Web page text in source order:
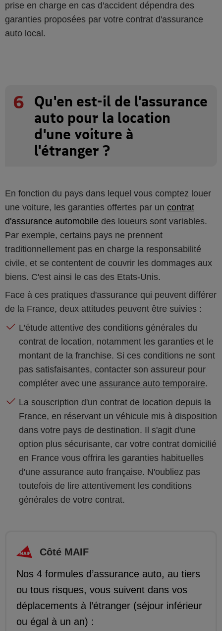
prise en charge en cas d'accident dépendra des
garanties proposées par votre contrat d'assurance
auto local.
6
Qu'en est-il de l'assurance
auto pour la location
d'une voiture à
l'étranger ?
En fonction du pays dans lequel vous comptez louer
une voiture, les garanties offertes par un contrat
d'assurance automobile des loueurs sont variables.
Par exemple, certains pays ne prennent
traditionnellement pas en charge la responsabilité
civile, et se contentent de couvrir les dommages aux
biens. C'est ainsi le cas des Etats-Unis.
Face à ces pratiques d'assurance qui peuvent différer
de la France, deux attitudes peuvent être suivies :
L'étude attentive des conditions générales du
contrat de location, notamment les garanties et le
montant de la franchise. Si ces conditions ne sont
pas satisfaisantes, contacter son assureur pour
compléter avec une assurance auto temporaire.
La souscription d'un contrat de location depuis la
France, en réservant un véhicule mis à disposition
dans votre pays de destination. Il s'agit d'une
option plus sécurisante, car votre contrat domicilié
en France vous offrira les garanties habituelles
d'une assurance auto française. N'oubliez pas
toutefois de lire attentivement les conditions
générales de votre contrat.
Côté MAIF
Nos 4 formules d’assurance auto, au tiers
ou tous risques, vous suivent dans vos
déplacements à l’étranger (séjour inférieur
ou égal à un an) :